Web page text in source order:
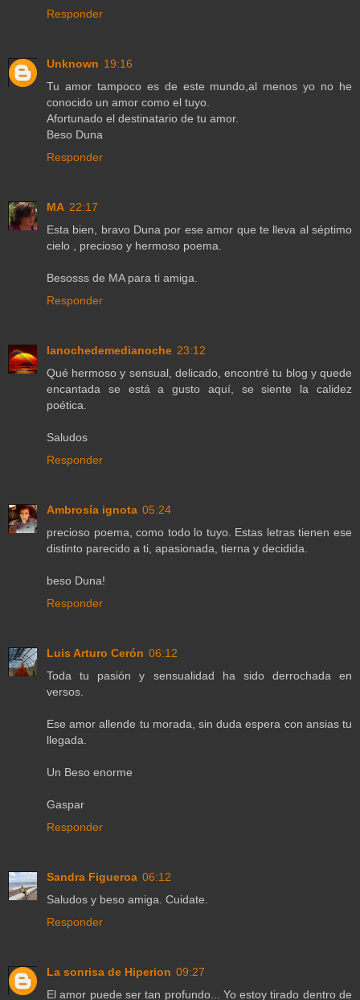
Responder
Unknown 19:16
Tu amor tampoco es de este mundo,al menos yo no he
conocido un amor como el tuyo.
Afortunado el destinatario de tu amor.
Beso Duna
Responder
MA 22:17
Esta bien, bravo Duna por ese amor que te lleva al séptimo
cielo , precioso y hermoso poema.
Besosss de MA para ti amiga.
Responder
lanochedemedianoche 23:12
Qué hermoso y sensual, delicado, encontré tu blog y quede
encantada se está a gusto aquí, se siente la calidez
poética.
Saludos
Responder
Ambrosía ignota 05:24
precioso poema, como todo lo tuyo. Estas letras tienen ese
distinto parecido a ti, apasionada, tierna y decidida.
beso Duna!
Responder
Luis Arturo Cerón 06:12
Toda tu pasión y sensualidad ha sido derrochada en
versos.
Ese amor allende tu morada, sin duda espera con ansias tu
llegada.
Un Beso enorme
Gaspar
Responder
Sandra Figueroa 06:12
Saludos y beso amiga. Cuidate.
Responder
La sonrisa de Hiperion 09:27
El amor puede ser tan profundo... Yo estoy tirado dentro de